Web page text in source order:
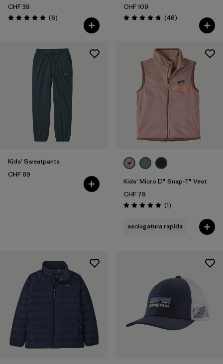
CHF 39
Valutazione: 4.8 / 5
(6Recensioni
)
CHF 109
Valutazione: 4.8 / 5
(48Recensioni
)
Kids' Sweatpants
CHF 69
Kids' Micro D® Snap-T® Vest
CHF 79
Valutazione: 5.0 / 5
(1Recensioni
)
asciugatura rapida